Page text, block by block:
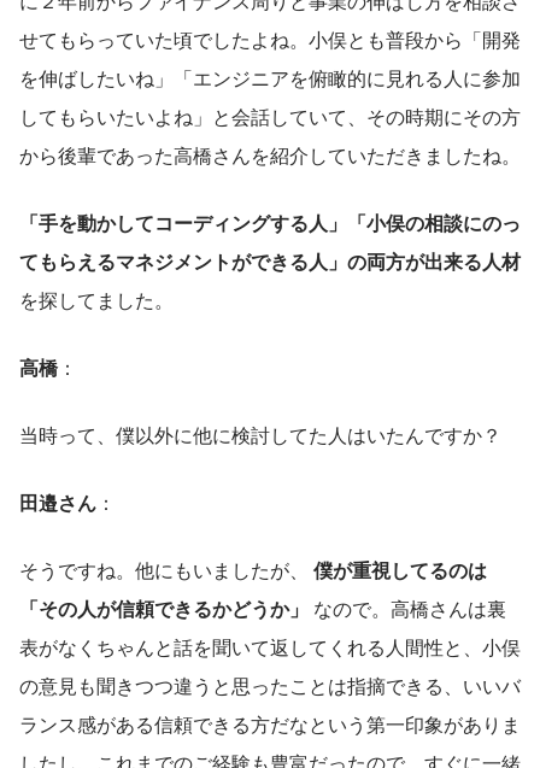
せてもらっていた頃でしたよね。小俣とも普段から「開発
を伸ばしたいね」「エンジニアを俯瞰的に見れる人に参加
してもらいたいよね」と会話していて、その時期にその方
から後輩であった高橋さんを紹介していただきましたね。
「手を動かしてコーディングする人」「小俣の相談にのっ
てもらえるマネジメントができる人」の両方が出来る人材
を探してました。
高橋：
当時って、僕以外に他に検討してた人はいたんですか？
田邉さん ：
そうですね。他にもいましたが、 僕が重視してるのは
「その人が信頼できるかどうか」 なので。高橋さんは裏
表がなくちゃんと話を聞いて返してくれる人間性と、小俣
の意見も聞きつつ違うと思ったことは指摘できる、いいバ
ランス感がある信頼できる方だなという第一印象がありま
したし、これまでのご経験も豊富だったので、すぐに一緒